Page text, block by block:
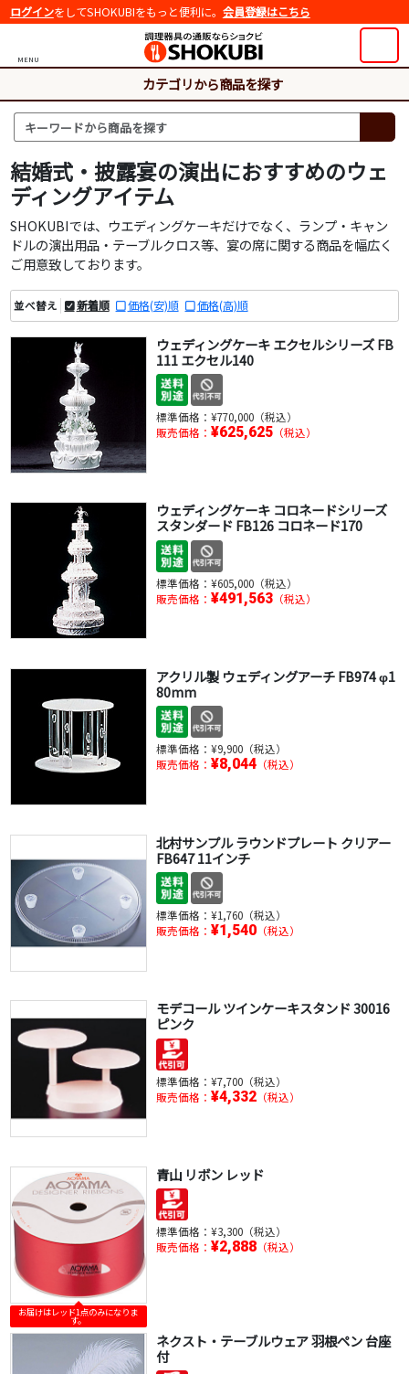
ログインをしてSHOKUBIをもっと便利に。 会員登録はこちら
MENU
カテゴリから商品を探す
結婚式・披露宴の演出におすすめのウェ
ディングアイテム
SHOKUBIでは、ウエディングケーキだけでなく、ランプ・キャン
ドルの演出用品・テーブルクロス等、宴の席に関する商品を幅広く
ご用意致しております。
並べ替え 新着順 価格(安)順 価格(高)順
ウェディングケーキ エクセルシリーズ FB
111 エクセル140
標準価格： ¥770,000（税込）
販売価格： ¥625,625（税込）
ウェディングケーキ コロネードシリーズ
スタンダード FB126 コロネード170
標準価格： ¥605,000（税込）
販売価格： ¥491,563（税込）
アクリル製 ウェディングアーチ FB974 φ1
80mm
標準価格： ¥9,900（税込）
販売価格： ¥8,044（税込）
北村サンプル ラウンドプレート クリアー
FB647 11インチ
標準価格： ¥1,760（税込）
販売価格： ¥1,540（税込）
モデコール ツインケーキスタンド 30016
ピンク
標準価格： ¥7,700（税込）
販売価格： ¥4,332（税込）
お届けはレッド1点のみになりま
す。
青山 リボン レッド
標準価格： ¥3,300（税込）
販売価格： ¥2,888（税込）
ネクスト・テーブルウェア 羽根ペン 台座
付